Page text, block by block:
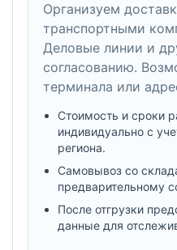
Организуем
транспортными
Деловые линии и
согласованию.
терминала или
Стоимость и сроки
индивидуально с
региона.
Самовывоз со
предварительному
После отгрузки
данные для